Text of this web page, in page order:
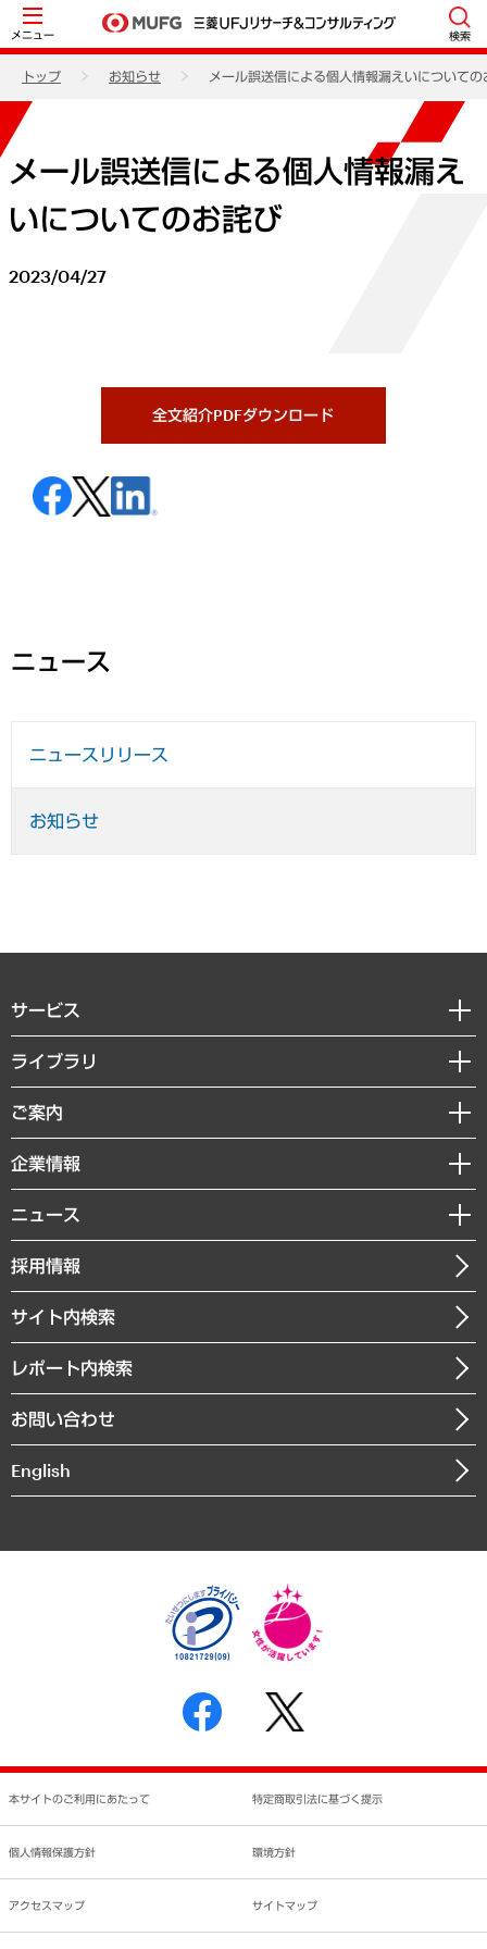
メニュー 検索
トップ お知らせ メール誤送信による個人情報漏えいについての
メール誤送信による個人情報漏え
いについてのお詫び
2023/04/27
全文紹介PDFダウンロード
ニュース
ニュースリリース
お知らせ
サービス
経営戦略
組織・人事戦略
デジタルイノベーション
共生・ダイバーシティ
GRC（ガバナンス・リスク・コンプライアンス）・防災（政策）
経済・産業・雇用・労働
まちづくり・観光・交通・スポーツ・スマートシティ
自然資源・農林水産業・食料システム
ライブラリ
経済調査
レポート
コラム
経営用語集
受託・受注実績（官公庁関連）
メディア掲載・出演
ご案内
セミナー・イベント情報
MUFGビジネスセミナー
受託案件情報
企業情報
私たちの想い
社長メッセージ
会社概要
沿革
組織図・本部部室紹介
インドネシア現地法人
個人情報保護方針
反社会的勢力に対する基本方針
書面による個人情報の開示等の請求の手続きについて
ニュース
ニュースリリース
お知らせ
採用情報
サイト内検索
レポート内検索
お問い合わせ
English
本サイトのご利用にあたって 特定商取引法に基づく提示
個人情報保護方針 環境方針
アクセスマップ サイトマップ